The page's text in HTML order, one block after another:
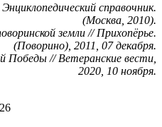
справочник.
(Москва, 2010).
земли // Прихопёрье.
(Поворино), 2011, 07 декабря.
Победы // Ветеранские вести,
2020, 10 ноября.